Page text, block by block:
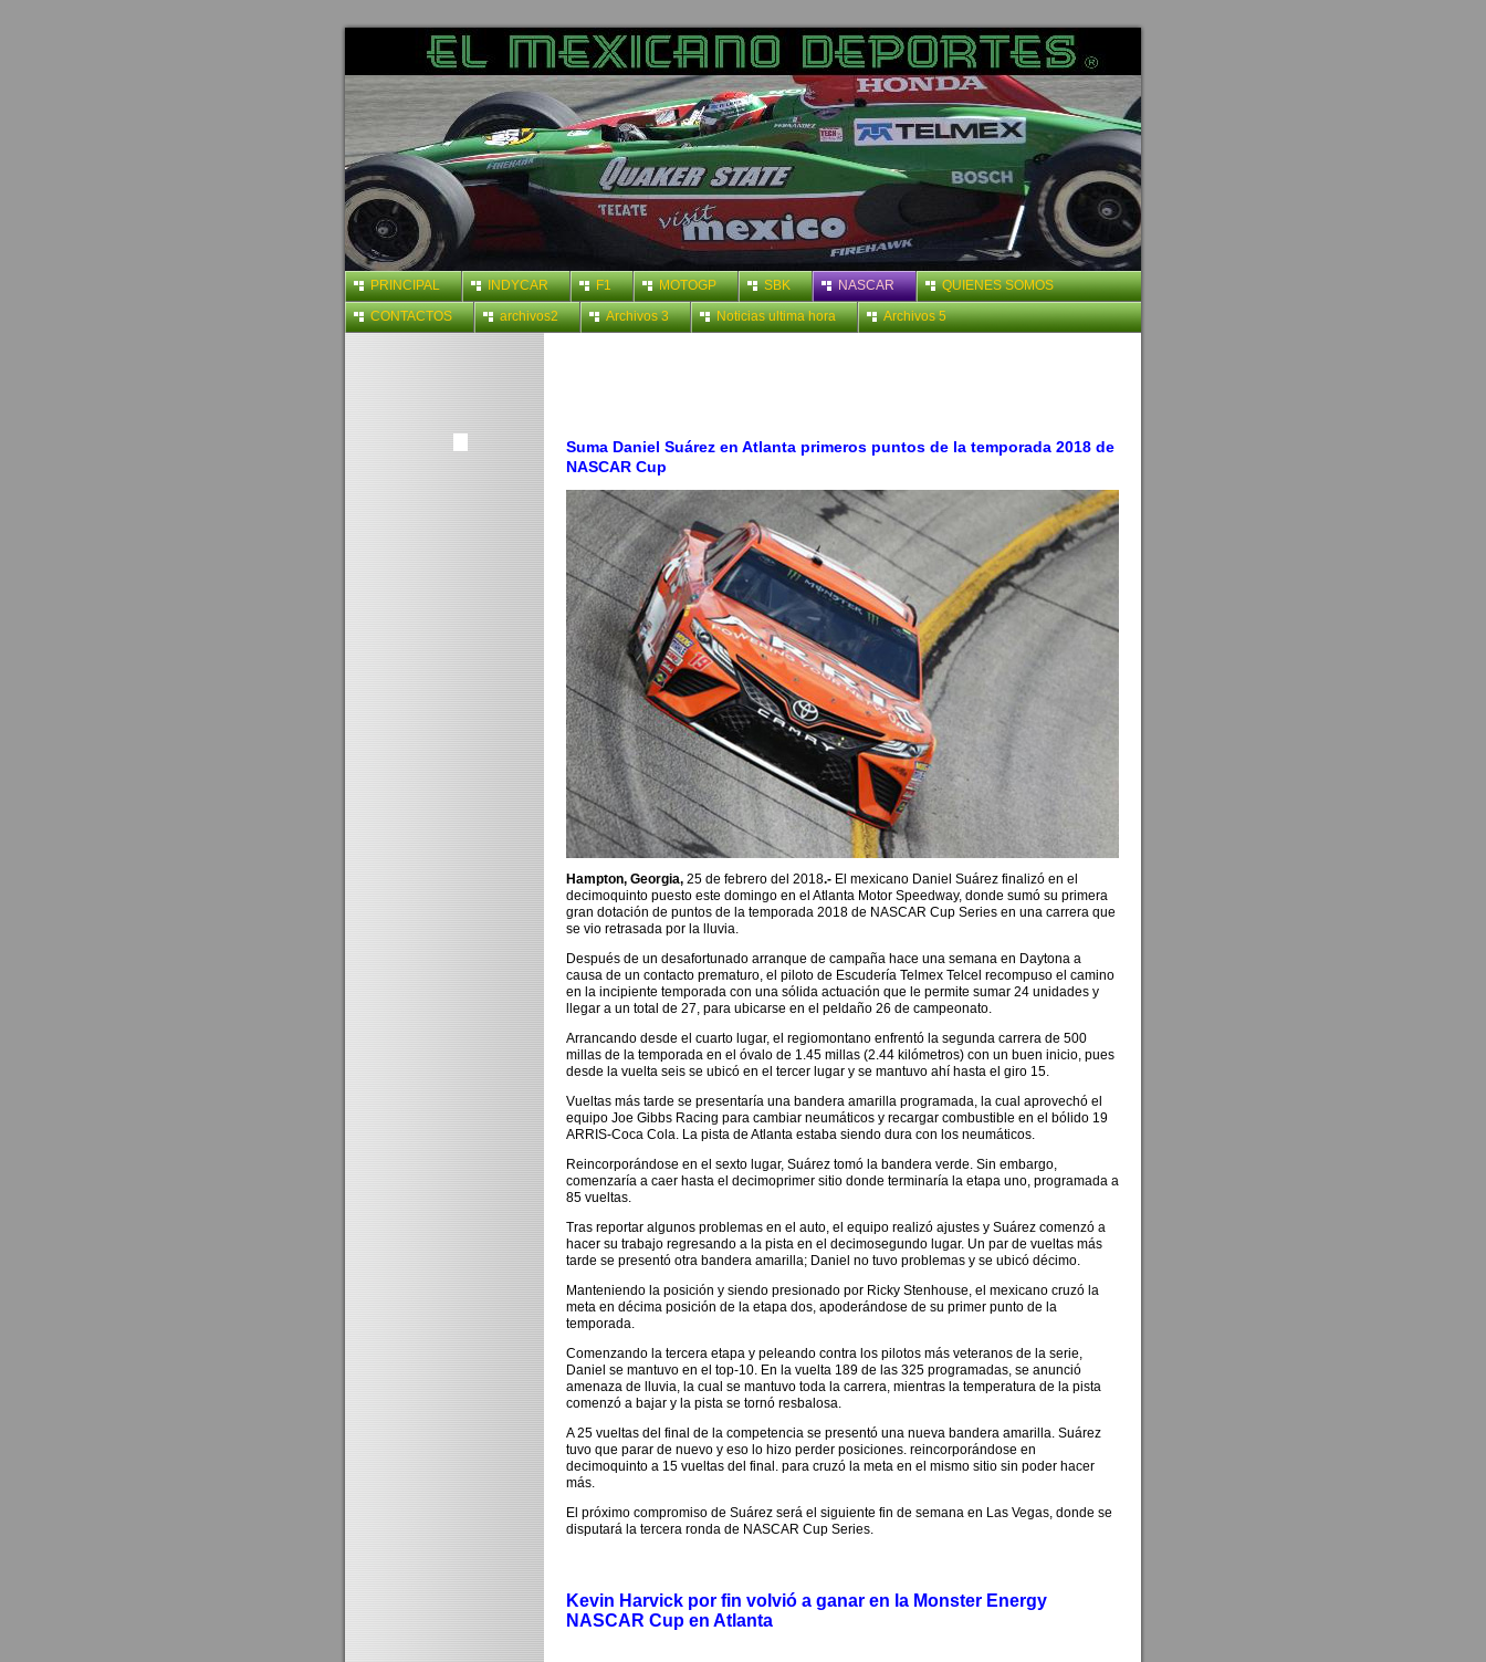
PRINCIPAL INDYCAR F1 MOTOGP SBK NASCAR
QUIENES SOMOS
CONTACTOS
archivos2 Archivos 3 Noticias ultima hora Archivos 5
Suma Daniel Suárez en Atlanta primeros puntos de la temporada 2018 de
NASCAR Cup
Hampton, Georgia, 25 de febrero del 2018.- El mexicano Daniel Suárez finalizó en el
decimoquinto puesto este domingo en el Atlanta Motor Speedway, donde sumó su primera
gran dotación de puntos de la temporada 2018 de NASCAR Cup Series en una carrera que
se vio retrasada por la lluvia.
Después de un desafortunado arranque de campaña hace una semana en Daytona a
causa de un contacto prematuro, el piloto de Escudería Telmex Telcel recompuso el camino
en la incipiente temporada con una sólida actuación que le permite sumar 24 unidades y
llegar a un total de 27, para ubicarse en el peldaño 26 de campeonato.
Arrancando desde el cuarto lugar, el regiomontano enfrentó la segunda carrera de 500
millas de la temporada en el óvalo de 1.45 millas (2.44 kilómetros) con un buen inicio, pues
desde la vuelta seis se ubicó en el tercer lugar y se mantuvo ahí hasta el giro 15.
Vueltas más tarde se presentaría una bandera amarilla programada, la cual aprovechó el
equipo Joe Gibbs Racing para cambiar neumáticos y recargar combustible en el bólido 19
ARRIS-Coca Cola. La pista de Atlanta estaba siendo dura con los neumáticos.
Reincorporándose en el sexto lugar, Suárez tomó la bandera verde. Sin embargo,
comenzaría a caer hasta el decimoprimer sitio donde terminaría la etapa uno, programada a
85 vueltas.
Tras reportar algunos problemas en el auto, el equipo realizó ajustes y Suárez comenzó a
hacer su trabajo regresando a la pista en el decimosegundo lugar. Un par de vueltas más
tarde se presentó otra bandera amarilla; Daniel no tuvo problemas y se ubicó décimo.
Manteniendo la posición y siendo presionado por Ricky Stenhouse, el mexicano cruzó la
meta en décima posición de la etapa dos, apoderándose de su primer punto de la
temporada.
Comenzando la tercera etapa y peleando contra los pilotos más veteranos de la serie,
Daniel se mantuvo en el top-10. En la vuelta 189 de las 325 programadas, se anunció
amenaza de lluvia, la cual se mantuvo toda la carrera, mientras la temperatura de la pista
comenzó a bajar y la pista se tornó resbalosa.
A 25 vueltas del final de la competencia se presentó una nueva bandera amarilla. Suárez
tuvo que parar de nuevo y eso lo hizo perder posiciones. reincorporándose en
decimoquinto a 15 vueltas del final. para cruzó la meta en el mismo sitio sin poder hacer
más.
El próximo compromiso de Suárez será el siguiente fin de semana en Las Vegas, donde se
disputará la tercera ronda de NASCAR Cup Series.
Kevin Harvick por fin volvió a ganar en la Monster Energy
NASCAR Cup en Atlanta